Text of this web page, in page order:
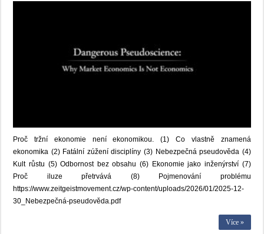
Proč tržní ekonomie není ekonomikou. (1) Co vlastně znamená
ekonomika (2) Fatální zúžení disciplíny (3) Nebezpečná pseudověda (4)
Kult růstu (5) Odbornost bez obsahu (6) Ekonomie jako inženýrství (7)
Proč iluze přetrvává (8) Pojmenování problému
https://www.zeitgeistmovement.cz/wp-content/uploads/2026/01/2025-12-
30_Nebezpečná-pseudověda.pdf
Více »